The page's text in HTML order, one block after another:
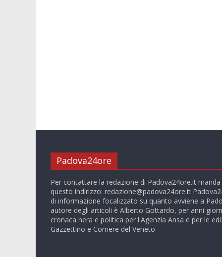
Padova24ore
Per contattare la redazione di Padova24ore.it
questo indirizzo: redazione@padova24ore.it
di informazione focalizzato su quanto avviene a
autore degli articoli è Alberto Gottardo, per anni
cronaca nera e politica per l'Agenzia Ansa e per le
Gazzettino e Corriere del Veneto